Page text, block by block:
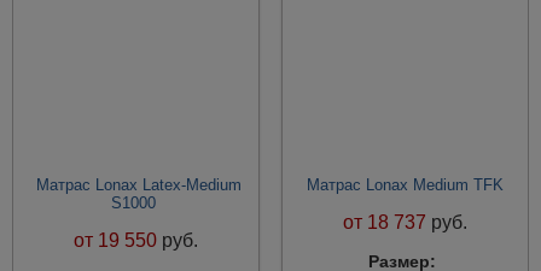
Матрас Lonax Latex-Medium
S1000
от 19 550 руб.
Матрас Lonax Medium TFK
от18 737 руб.
Размер: